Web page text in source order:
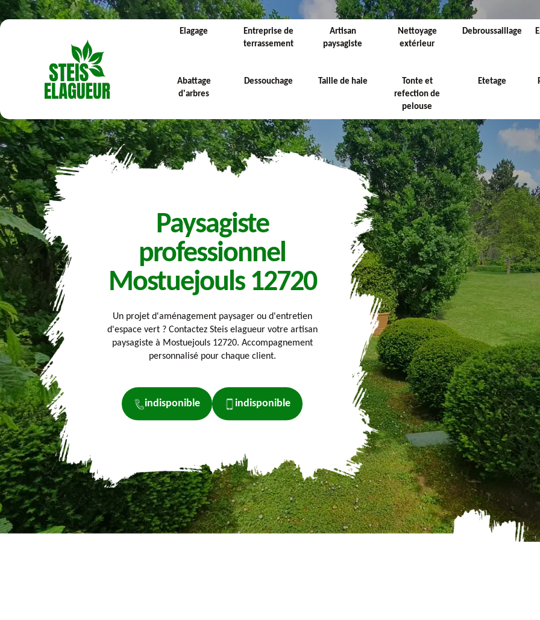
Elagage
Entreprise de
terrassement
Artisan
paysagiste
Nettoyage
extérieur
Debroussaillage
Abattage
d'arbres
Dessouchage Taille de haie
Tonte et
refection de
pelouse
Etetage
Paysagiste
professionnel
Mostuejouls 12720
Un projet d'aménagement paysager ou d'entretien
d'espace vert ? Contactez Steis elagueur votre artisan
paysagiste à Mostuejouls 12720. Accompagnement
personnalisé pour chaque client.
indisponible indisponible